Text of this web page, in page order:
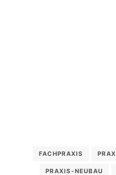
FACHPRAXIS
PRAXIS-NEUBAU